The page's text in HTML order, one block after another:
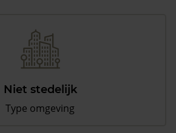
Niet stedelijk
Type omgeving